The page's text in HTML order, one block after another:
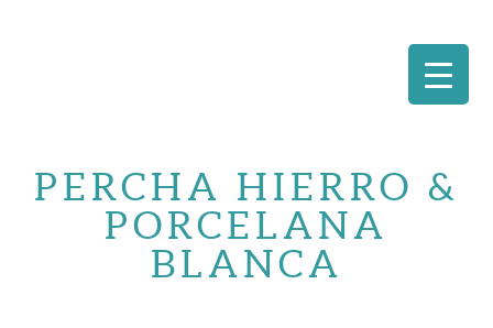
contenidoPERCHA HIERRO &
PORCELANA
BLANCA